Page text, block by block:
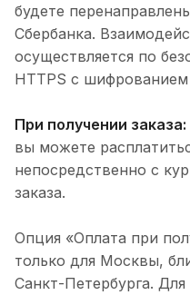
будете
Сбербанка.
осуществляется по
HTTPS с
При получении заказа:
вы можете
непосредственно с
заказа.
Опция «Оплата при
только для Москвы,
Санкт-Петербурга.